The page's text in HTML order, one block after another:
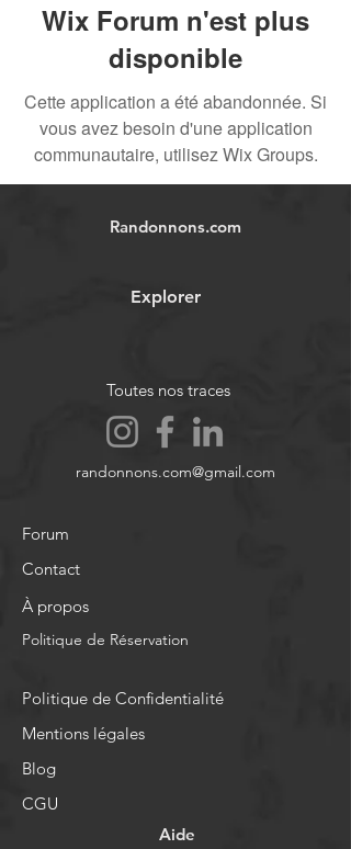
Wix Forum n'est plus
disponible
Cette application a été abandonnée. Si
vous avez besoin d'une application
communautaire, utilisez Wix Groups.
Randonnons.com
Explorer
Toutes nos traces
randonnons.com@gmail.com
Forum
Contact
À propos
Politique de Réservation
Politique de Confidentialité
Mentions légales
Blog
CGU
Aide